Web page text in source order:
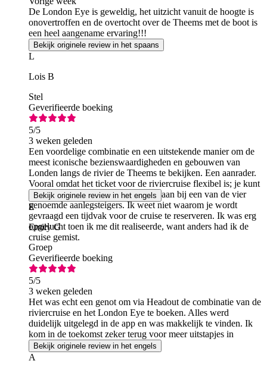
De London Eye is geweldig, het uitzicht vanuit de hoogte is
onovertroffen en de overtocht over de Theems met de boot is
een heel aangename ervaring!!!
Bekijk originele review in het spaans
L
Lois B
Stel
Geverifieerde boeking
5/5
3 weken geleden
Een voordelige combinatie en een uitstekende manier om de
meest iconische bezienswaardigheden en gebouwen van
Londen langs de rivier de Theems te bekijken. Een aanrader.
Vooral omdat het ticket voor de riviercruise flexibel is; je kunt
die dag op elk moment aan boord gaan bij een van de vier
genoemde aanlegsteigers. Ik weet niet waarom je wordt
gevraagd een tijdvak voor de cruise te reserveren. Ik was erg
opgelucht toen ik me dit realiseerde, want anders had ik de
cruise gemist.
Bekijk originele review in het engels
E
Emily G
Groep
Geverifieerde boeking
5/5
3 weken geleden
Het was echt een genot om via Headout de combinatie van de
riviercruise en het London Eye te boeken. Alles werd
duidelijk uitgelegd in de app en was makkelijk te vinden. Ik
kom in de toekomst zeker terug voor meer uitstapjes in
Londen.
Bekijk originele review in het engels
A